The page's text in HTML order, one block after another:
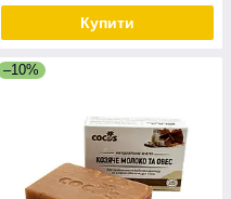
Купити
–10%